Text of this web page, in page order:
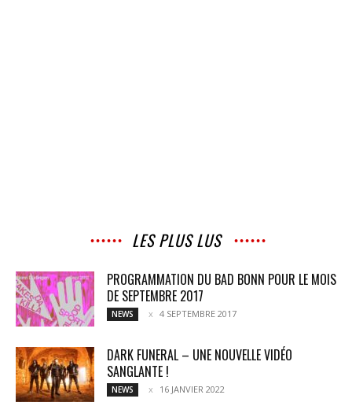
LES PLUS LUS
PROGRAMMATION DU BAD BONN POUR LE MOIS
DE SEPTEMBRE 2017
NEWS 4 SEPTEMBRE 2017
DARK FUNERAL – UNE NOUVELLE VIDÉO
SANGLANTE !
NEWS 16 JANVIER 2022